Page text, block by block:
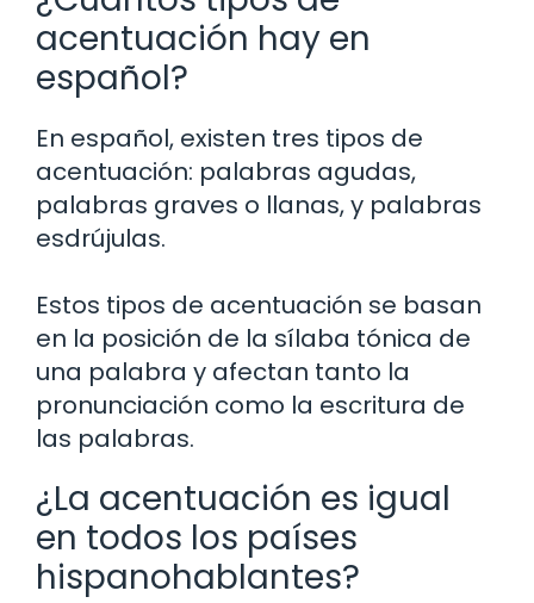
acentuación hay en
español?
En español, existen tres tipos de
acentuación: palabras agudas,
palabras graves o llanas, y palabras
esdrújulas.
Estos tipos de acentuación se basan
en la posición de la sílaba tónica de
una palabra y afectan tanto la
pronunciación como la escritura de
las palabras.
¿La acentuación es igual
en todos los países
hispanohablantes?